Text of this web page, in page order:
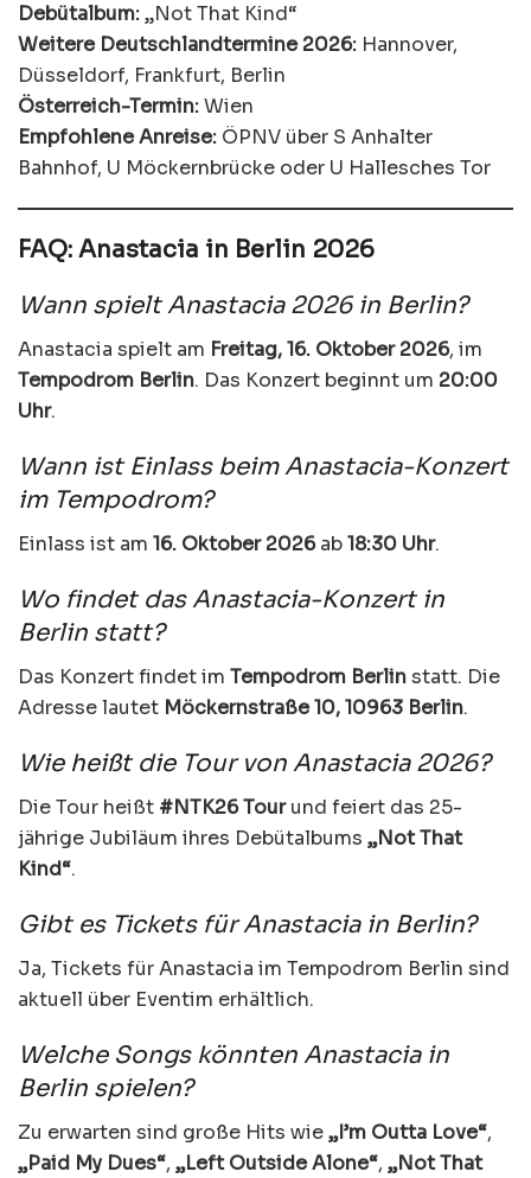
Debütalbum:„Not That Kind“
Weitere Deutschlandtermine 2026: Hannover,
Düsseldorf, Frankfurt, Berlin
Österreich-Termin:Wien
Empfohlene Anreise: ÖPNV über S Anhalter
Bahnhof, U Möckernbrücke oder U Hallesches Tor
FAQ: Anastacia in Berlin 2026
Wann spielt Anastacia 2026 in Berlin?
Anastacia spielt am Freitag, 16. Oktober 2026, im
Tempodrom Berlin. Das Konzert beginnt um 20:00
Uhr.
Wann ist Einlass beim Anastacia-Konzert
im Tempodrom?
Einlass ist am 16. Oktober 2026ab18:30 Uhr.
Wo findet das Anastacia-Konzert in
Berlin statt?
Das Konzert findet im Tempodrom Berlinstatt. Die
Adresse lautet Möckernstraße 10, 10963 Berlin.
Wie heißt die Tour von Anastacia 2026?
Die Tour heißt #NTK26 Tourund feiert das 25-
jährige Jubiläum ihres Debütalbums „Not That
Kind“.
Gibt es Tickets für Anastacia in Berlin?
Ja, Tickets für Anastacia im Tempodrom Berlin sind
aktuell über Eventim erhältlich.
Welche Songs könnten Anastacia in
Berlin spielen?
Zu erwarten sind große Hits wie„I’m Outta Love“,
„Paid My Dues“, „Left Outside Alone“, „Not That